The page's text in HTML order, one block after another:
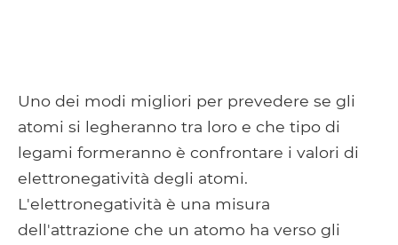
Uno dei modi migliori per prevedere se gli
atomi si legheranno tra loro e che tipo di
legami formeranno è confrontare i valori di
elettronegatività degli atomi.
L'elettronegatività è una misura
dell'attrazione che un atomo ha verso gli